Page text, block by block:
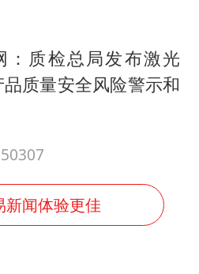
：质检总局发布激光
质量安全风险警示和
新闻体验更佳